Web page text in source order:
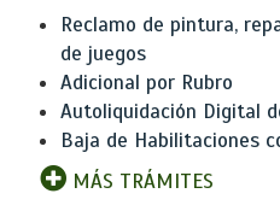
Reclamo de pintura,
de juegos
Adicional por Rubro
Autoliquidación Digital
Baja de Habilitaciones
MÁS TRÁMITES